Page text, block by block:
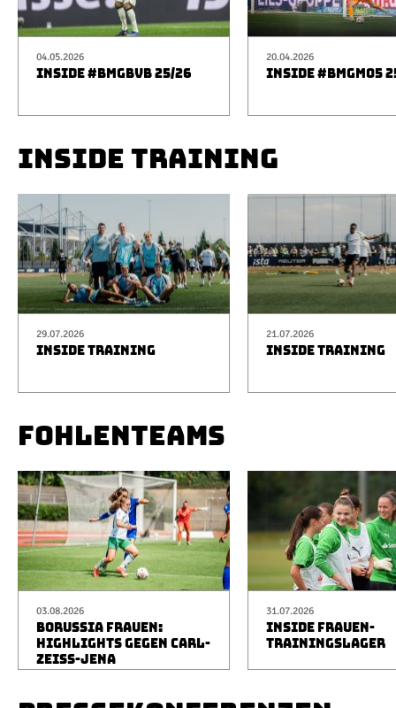
04.05.2026
INSIDE #BMGBVB 25/26
20.04.2026
INSIDE #BMGM05
INSIDE TRAINING
29.07.2026
INSIDE TRAINING
21.07.2026
INSIDE TRAINING
FOHLENTEAMS
03.08.2026
BORUSSIA FRAUEN:
HIGHLIGHTS GEGEN CARL-
ZEISS-JENA
31.07.2026
INSIDE FRAUEN-
TRAININGSLAGER